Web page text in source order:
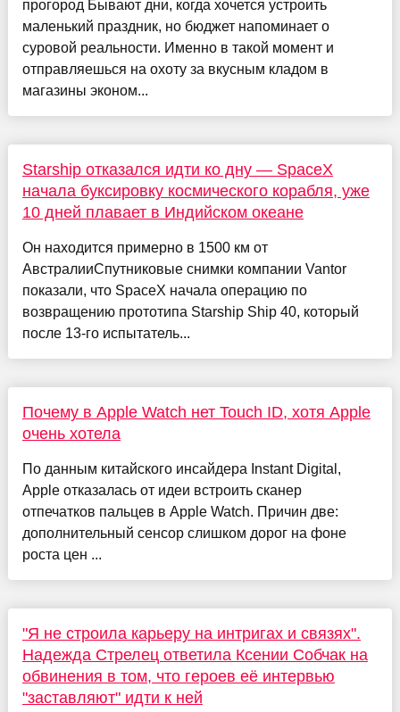
прогород Бывают дни, когда хочется устроить
маленький праздник, но бюджет напоминает о
суровой реальности. Именно в такой момент и
отправляешься на охоту за вкусным кладом в
магазины эконом...
Starship отказался идти ко дну — SpaceX
начала буксировку космического корабля, уже
10 дней плавает в Индийском океане
Он находится примерно в 1500 км от
АвстралииСпутниковые снимки компании Vantor
показали, что SpaceX начала операцию по
возвращению прототипа Starship Ship 40, который
после 13-го испытатель...
Почему в Apple Watch нет Touch ID, хотя Apple
очень хотела
По данным китайского инсайдера Instant Digital,
Apple отказалась от идеи встроить сканер
отпечатков пальцев в Apple Watch. Причин две:
дополнительный сенсор слишком дорог на фоне
роста цен ...
"Я не строила карьеру на интригах и связях".
Надежда Стрелец ответила Ксении Собчак на
обвинения в том, что героев её интервью
"заставляют" идти к ней